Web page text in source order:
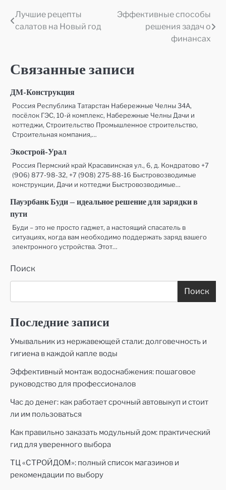
Навигация
Лучшие рецепты
салатов на Новый год
Эффективные способы
решения задач о
финансах
Связанные записи
ДМ-Конструкция
Россия Республика Татарстан Набережные Челны 34А,
посёлок ГЭС, 10-й комплекс, Набережные Челны Дачи и
коттеджи, Строительство Промышленное строительство,
Строительная компания,…
Экострой-Урал
Россия Пермский край Красавинская ул., 6, д. Кондратово +7
(906) 877-98-32, +7 (908) 275-88-16 Быстровозводимые
конструкции, Дачи и коттеджи Быстровозводимые…
Пауэрбанк Буди — идеальное решение для зарядки в
пути
Буди – это не просто гаджет, а настоящий спасатель в
ситуациях, когда вам необходимо поддержать заряд вашего
электронного устройства. Этот…
Поиск
Поиск
Последние записи
Умывальник из нержавеющей стали: долговечность и
гигиена в каждой капле воды
Эффективный монтаж водоснабжения: пошаговое
руководство для профессионалов
Час до денег: как работает срочный автовыкуп и стоит
ли им пользоваться
Как правильно заказать модульный дом: практический
гид для уверенного выбора
ТЦ «СТРОЙДОМ»: полный список магазинов и
рекомендации по выбору